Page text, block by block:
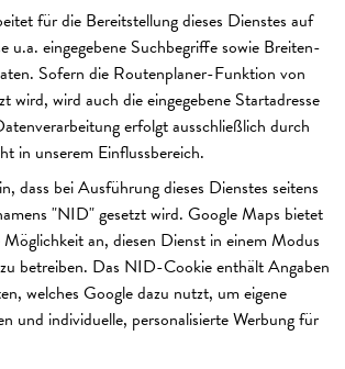
für die Bereitstellung dieses Dienstes auf
u.a. eingegebene Suchbegriffe sowie Breiten-
Sofern die Routenplaner-Funktion von
wird, wird auch die eingegebene Startadresse
erfolgt ausschließlich durch
in unserem Einflussbereich.
dass bei Ausführung dieses Dienstes seitens
"NID" gesetzt wird. Google Maps bietet
an, diesen Dienst in einem Modus
betreiben. Das NID-Cookie enthält Angaben
welches Google dazu nutzt, um eigene
und individuelle, personalisierte Werbung für